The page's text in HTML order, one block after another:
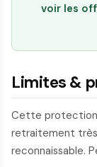
voir les
Limites &
Cette protection
retraitement
reconnaissable.